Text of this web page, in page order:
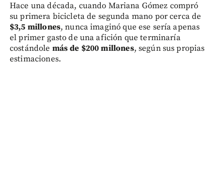
Hace una década, cuando Mariana Gómez compró
su primera bicicleta de segunda mano por cerca de
$3,5 millones, nunca imaginó que ese sería apenas
el primer gasto de una afición que terminaría
costándole más de $200 millones, según sus propias
estimaciones.